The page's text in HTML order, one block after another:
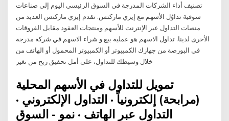
تصنيف أداء الشركات المدرجة في السوق الرئيسي اليوم إلى صناعات
سوقية تداوُل الأسهم مع إيزي ماركتس. تقدم إيزي ماركتس العديد من
منصات التداول عبر الإنترنت للأسهم ومنتجات العقود مقابل الفروقات
الأخرى لدينا. تداول الاسهم هو عملية بيع و شراء الاسهم في شركة مدرجة
في البورصة من جهازك الكمبيوتر أو الكمبيوتر المحمول أو الهاتف من
خلال وسيطك للتداول، على أمل تحقيق ربح من تغير
تمويل للتداول في الأسهم المحلية
(مرابحة) إلكترونياً · التداول الإلكتروني ·
التداول عبر الهاتف · نمو - السوق